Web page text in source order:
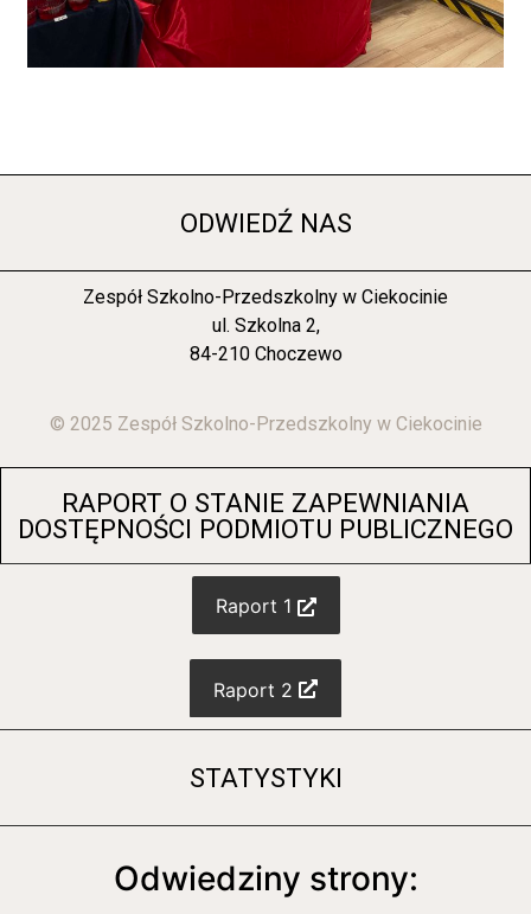
ODWIEDŹ NAS
Zespół Szkolno-Przedszkolny w Ciekocinie
ul. Szkolna 2,
84-210 Choczewo
© 2025 Zespół Szkolno-Przedszkolny w Ciekocinie
RAPORT O STANIE ZAPEWNIANIA
DOSTĘPNOŚCI PODMIOTU PUBLICZNEGO
Raport 1
Raport 2
STATYSTYKI
Odwiedziny strony: